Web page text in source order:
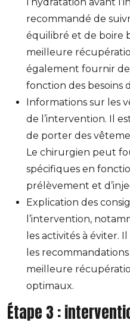
recommandé de
équilibré et de boire
meilleure
également fournir
fonction des besoins
Informations sur les
de l’intervention. Il
de porter des
Le chirurgien peut
spécifiques en
prélèvement et
Explication des
l’intervention,
les activités à éviter.
les
meilleure
optimaux.
Étape 3 :